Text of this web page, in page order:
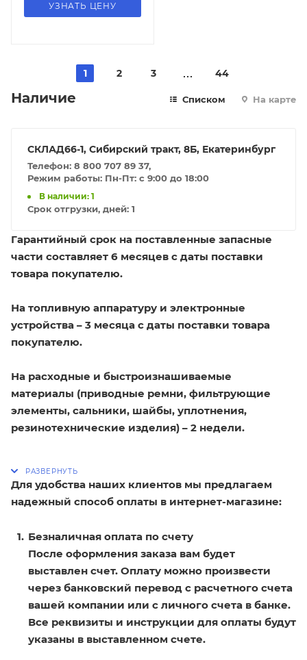
УЗНАТЬ ЦЕНУ
1 2 3 44
Наличие Списком На карте
СКЛАД66-1, Сибирский тракт, 8Б, Екатеринбург
Телефон: 8 800 707 89 37,
Режим работы: Пн-Пт: с 9:00 до 18:00
В наличии: 1
Срок отгрузки, дней: 1
Гарантийный срок на поставленные запасные
части составляет 6 месяцев с даты поставки
товара покупателю.
На топливную аппаратуру и электронные
устройства – 3 месяца с даты поставки товара
покупателю.
На расходные и быстроизнашиваемые
материалы (приводные ремни, фильтрующие
элементы, сальники, шайбы, уплотнения,
резинотехнические изделия) – 2 недели.
Для удобства наших клиентов мы предлагаем
надежный способ оплаты в интернет-магазине:
Безналичная оплата по счету
После оформления заказа вам будет
выставлен счет. Оплату можно произвести
через банковский перевод с расчетного счета
вашей компании или с личного счета в банке.
Все реквизиты и инструкции для оплаты будут
указаны в выставленном счете.